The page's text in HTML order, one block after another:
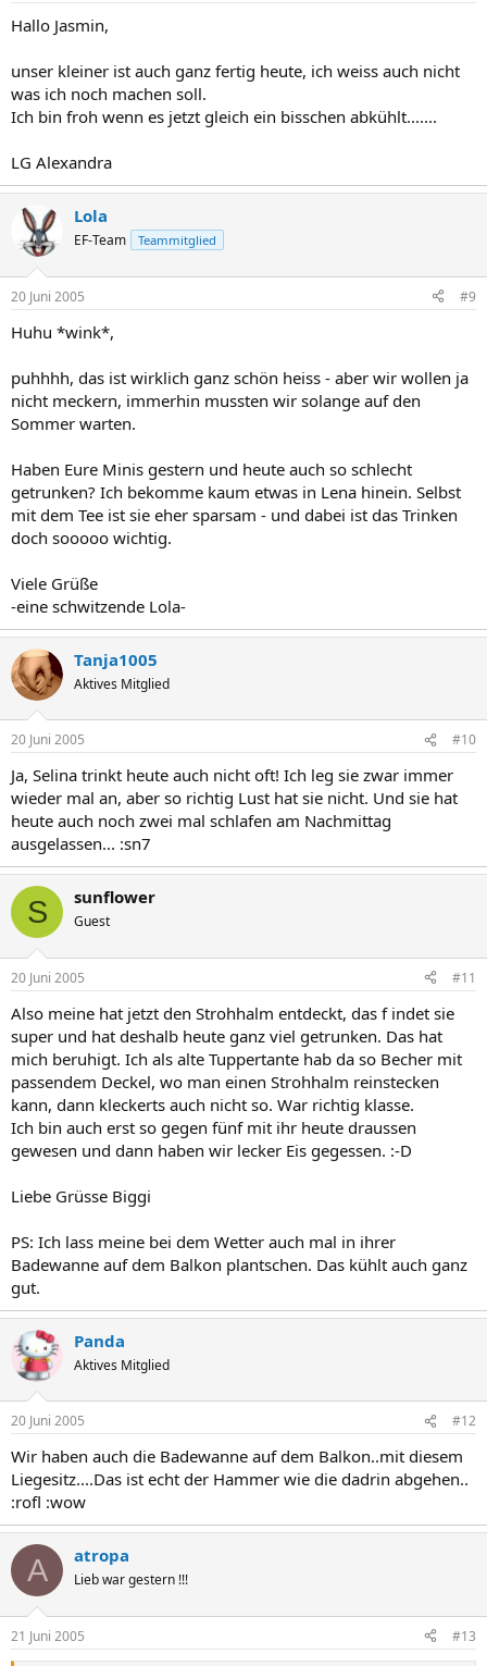
Hallo Jasmin,
unser kleiner ist auch ganz fertig heute, ich weiss auch nicht
was ich noch machen soll.
Ich bin froh wenn es jetzt gleich ein bisschen abkühlt.......
LG Alexandra
Lola
EF-Team Teammitglied
20 Juni 2005 #9
Huhu *wink*,
puhhhh, das ist wirklich ganz schön heiss - aber wir wollen ja
nicht meckern, immerhin mussten wir solange auf den
Sommer warten.
Haben Eure Minis gestern und heute auch so schlecht
getrunken? Ich bekomme kaum etwas in Lena hinein. Selbst
mit dem Tee ist sie eher sparsam - und dabei ist das Trinken
doch sooooo wichtig.
Viele Grüße
-eine schwitzende Lola-
Tanja1005
Aktives Mitglied
20 Juni 2005 #10
Ja, Selina trinkt heute auch nicht oft! Ich leg sie zwar immer
wieder mal an, aber so richtig Lust hat sie nicht. Und sie hat
heute auch noch zwei mal schlafen am Nachmittag
ausgelassen... :sn7
S sunflower
Guest
20 Juni 2005 #11
Also meine hat jetzt den Strohhalm entdeckt, das f indet sie
super und hat deshalb heute ganz viel getrunken. Das hat
mich beruhigt. Ich als alte Tuppertante hab da so Becher mit
passendem Deckel, wo man einen Strohhalm reinstecken
kann, dann kleckerts auch nicht so. War richtig klasse.
Ich bin auch erst so gegen fünf mit ihr heute draussen
gewesen und dann haben wir lecker Eis gegessen. :-D
Liebe Grüsse Biggi
PS: Ich lass meine bei dem Wetter auch mal in ihrer
Badewanne auf dem Balkon plantschen. Das kühlt auch ganz
gut.
Panda
Aktives Mitglied
20 Juni 2005 #12
Wir haben auch die Badewanne auf dem Balkon..mit diesem
Liegesitz....Das ist echt der Hammer wie die dadrin abgehen..
:rofl :wow
A atropa
Lieb war gestern !!!
21 Juni 2005 #13